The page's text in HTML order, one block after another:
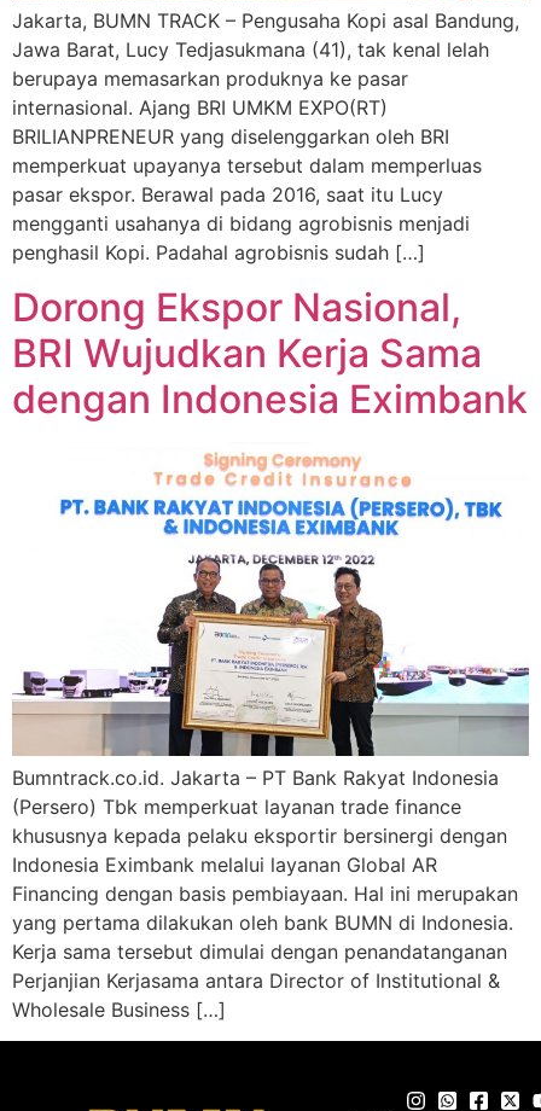
Jakarta, BUMN TRACK – Pengusaha Kopi asal Bandung,
Jawa Barat, Lucy Tedjasukmana (41), tak kenal lelah
berupaya memasarkan produknya ke pasar
internasional. Ajang BRI UMKM EXPO(RT)
BRILIANPRENEUR yang diselenggarkan oleh BRI
memperkuat upayanya tersebut dalam memperluas
pasar ekspor. Berawal pada 2016, saat itu Lucy
mengganti usahanya di bidang agrobisnis menjadi
penghasil Kopi. Padahal agrobisnis sudah […]
Dorong Ekspor Nasional,
BRI Wujudkan Kerja Sama
dengan Indonesia Eximbank
Bumntrack.co.id. Jakarta – PT Bank Rakyat Indonesia
(Persero) Tbk memperkuat layanan trade finance
khususnya kepada pelaku eksportir bersinergi dengan
Indonesia Eximbank melalui layanan Global AR
Financing dengan basis pembiayaan. Hal ini merupakan
yang pertama dilakukan oleh bank BUMN di Indonesia.
Kerja sama tersebut dimulai dengan penandatanganan
Perjanjian Kerjasama antara Director of Institutional &
Wholesale Business […]